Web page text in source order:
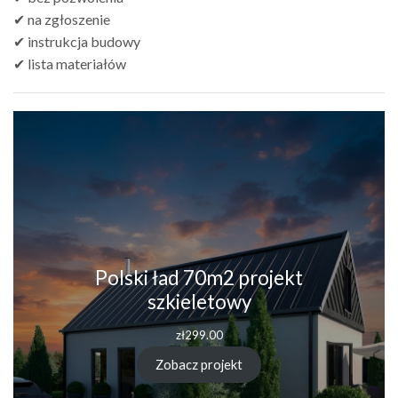
✔ na zgłoszenie
✔ instrukcja budowy
✔ lista materiałów
Polski ład 70m2 projekt
szkieletowy
zł299.00
Zobacz projekt